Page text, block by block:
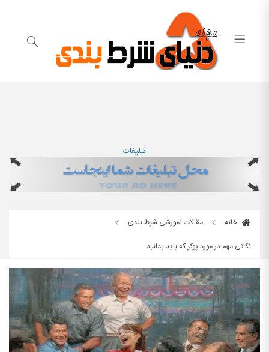
تبلیغات
خانه
مقالات آموزشی شرط بندی
نکاتی مهم در مورد پوکر که باید بدانید